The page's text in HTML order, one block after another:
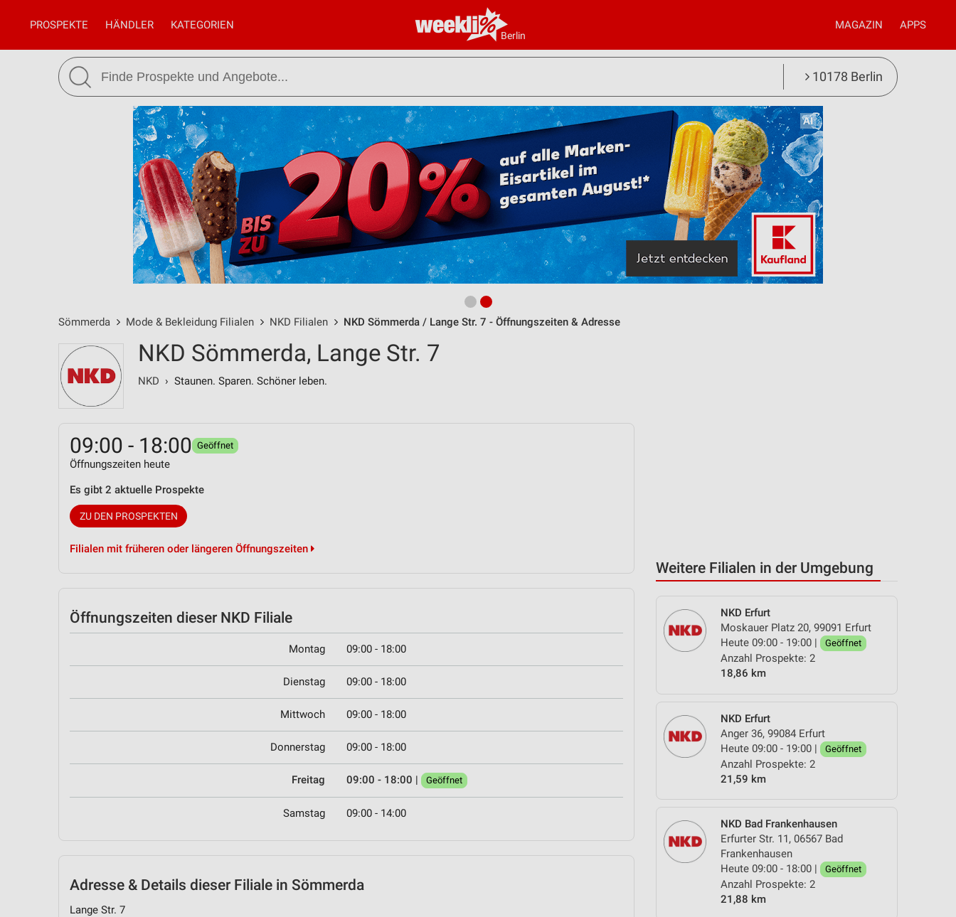
Berlin
PROSPEKTE HÄNDLER KATEGORIEN MAGAZIN APPS
10178 Berlin
Sömmerda Mode & Bekleidung Filialen NKD Filialen NKD Sömmerda / Lange Str. 7 - Öffnungszeiten & Adresse
Weitere Filialen in der Umgebung
NKD Erfurt
Moskauer Platz 20, 99091 Erfurt
Heute 09:00 - 19:00 |
Geöffnet
Anzahl Prospekte: 2
18,86 km
NKD Erfurt
Anger 36, 99084 Erfurt
Heute 09:00 - 19:00 |
Geöffnet
Anzahl Prospekte: 2
21,59 km
NKD Bad Frankenhausen
Erfurter Str. 11, 06567 Bad
Frankenhausen
Heute 09:00 - 18:00 |
Geöffnet
Anzahl Prospekte: 2
21,88 km
NKD Sömmerda, Lange Str. 7
NKD › Staunen. Sparen. Schöner leben.
09:00 - 18:00 Geöffnet
Öffnungszeiten heute
Es gibt 2 aktuelle Prospekte
ZU DEN PROSPEKTEN
Filialen mit früheren oder längeren Öffnungszeiten
Öffnungszeiten dieser NKD Filiale
Montag 09:00 - 18:00
Dienstag 09:00 - 18:00
Mittwoch 09:00 - 18:00
Donnerstag 09:00 - 18:00
Freitag 09:00 - 18:00 | Geöffnet
Samstag 09:00 - 14:00
Adresse & Details dieser Filiale in Sömmerda
Lange Str. 7